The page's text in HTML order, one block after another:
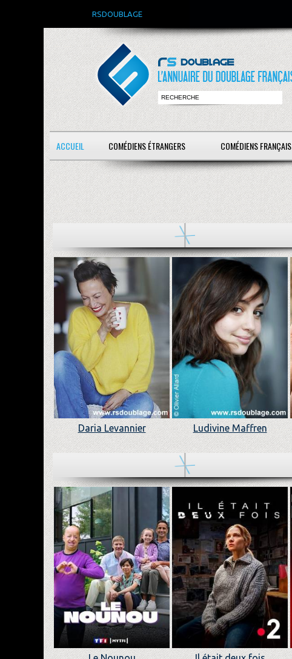
RSDOUBLAGE
ACCUEIL COMÉDIENS ÉTRANGERS COMÉDIENS FRANÇAIS
Daria Levannier Ludivine Maffren